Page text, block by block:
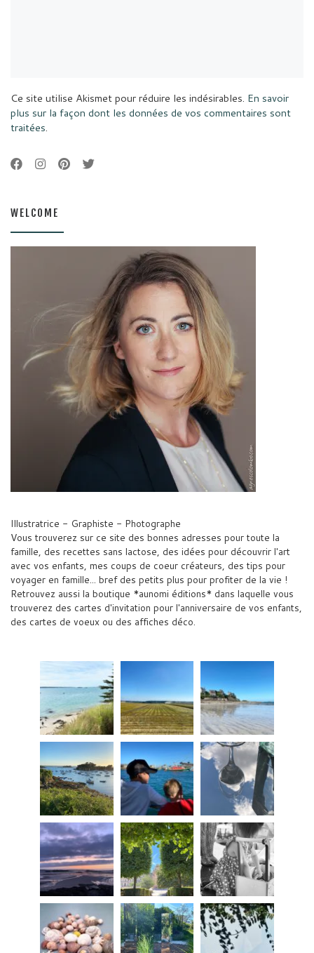
Ce site utilise Akismet pour réduire les indésirables. En savoir
plus sur la façon dont les données de vos commentaires sont
traitées.
WELCOME
Illustratrice - Graphiste - Photographe
Vous trouverez sur ce site des bonnes adresses pour toute la
famille, des recettes sans lactose, des idées pour découvrir l'art
avec vos enfants, mes coups de coeur créateurs, des tips pour
voyager en famille... bref des petits plus pour profiter de la vie !
Retrouvez aussi la boutique *aunomi éditions* dans laquelle vous
trouverez des cartes d'invitation pour l'anniversaire de vos enfants,
des cartes de voeux ou des affiches déco.